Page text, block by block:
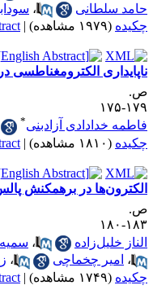
سلطانی
،
(۱۹۷۹ مشاهده) |
|
الکترومغناطسی
۱۷۵
خدادادی آزادبنی
(۱۸۱۰ مشاهده) |
|
در برهمکنش پالس
۱۸۰
خلیل‌زاده
،سمیه
،امیر چخماچی ،
(۱۷۴۹ مشاهده) |
|